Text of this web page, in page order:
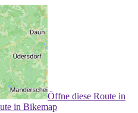
Öffne diese Route in
in Bikemap